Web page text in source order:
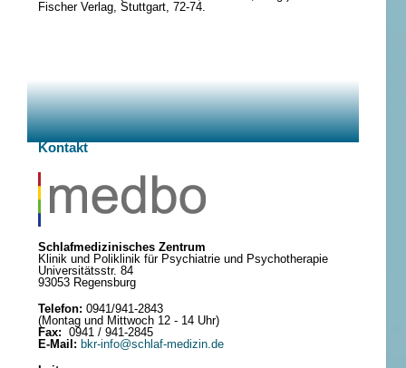
Fischer Verlag, Stuttgart, 72-74.
Kontakt
Schlafmedizinisches Zentrum
Klinik und Poliklinik für Psychiatrie und Psychotherapie
Universitätsstr. 84
93053 Regensburg
Telefon: 0941/941-2843
(Montag und Mittwoch 12 - 14 Uhr)
Fax: 0941 / 941-2845
E-Mail: bkr-info@schlaf-medizin.de